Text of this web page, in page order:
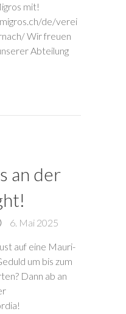
mit!
de/verei
Wir freuen
Abteilung
an der
6. Mai 2025
auf eine Mauri-
um bis zum
Dann ab an